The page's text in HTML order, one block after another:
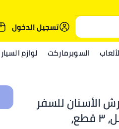
تسجيل الدخول
السوبرماركت لوازم
الأسنان للسفر
والتخييم والمنزل والمدرسة والعمل، ٣ قطع،